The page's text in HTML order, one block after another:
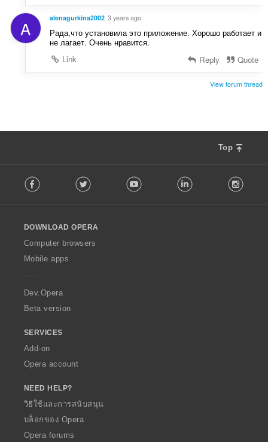
A alenagurkina2002 3 years ago
Рада,что установила это приложение. Хорошо работает и
не лагает. Очень нравится.
Link
Reply Quote
View forum thread
Top
o
w
O
p
a
Facebook Twitter Youtube LinkedIn
DOWNLOAD OPERA
Computer browsers
Mobile apps
Dev.Opera
Beta version
SERVICES
Add-on
Opera account
NEED HELP?
วิธีใช้และการสนับสนุน
บล็อกของ Opera
Opera forums